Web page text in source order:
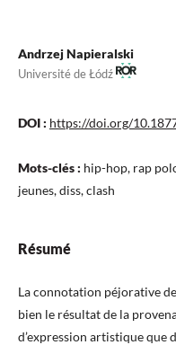
Andrzej Napieralski
Université de Łódź
DOI : https://doi.org/
Mots-clés : hip-hop, rap
jeunes, diss, clash
Résumé
La connotation péjorative
bien le résultat de la
d’expression artistique que